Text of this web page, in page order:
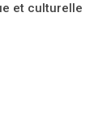
et culturelle